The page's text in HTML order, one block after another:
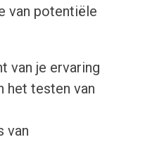
van potentiële
van je ervaring
het testen van
van